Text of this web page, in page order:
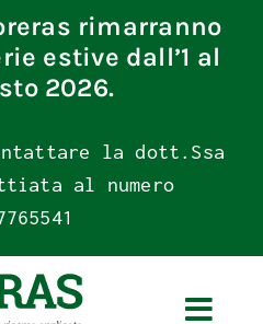
rimarranno
estive dall’1 al
2026.
la dott.Ssa
al numero